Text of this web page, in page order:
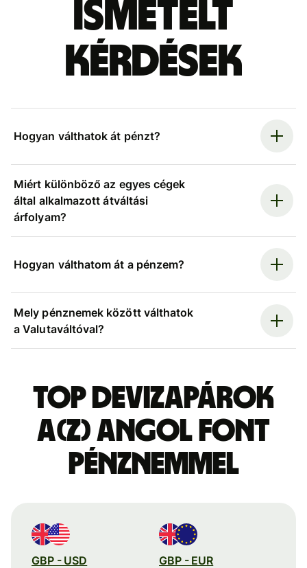
ismételt
kérdések
Hogyan válthatok át pénzt?
Miért különböző az egyes cégek
által alkalmazott átváltási
árfolyam?
Hogyan válthatom át a pénzem?
Mely pénznemek között válthatok
a Valutaváltóval?
Top devizapárok
a(z) angol font
pénznemmel
GBP - USD GBP - EUR